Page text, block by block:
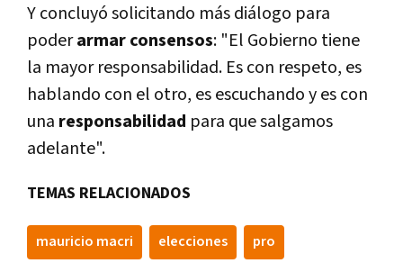
Y concluyó solicitando más diálogo para
poderarmar consensos: "El Gobierno tiene
la mayor responsabilidad. Es con respeto, es
hablando con el otro, es escuchando y es con
una responsabilidad para que salgamos
adelante".
TEMAS RELACIONADOS
mauricio macri elecciones pro